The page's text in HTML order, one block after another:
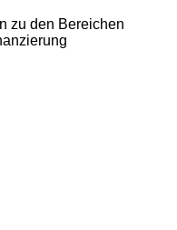
zu den Bereichen